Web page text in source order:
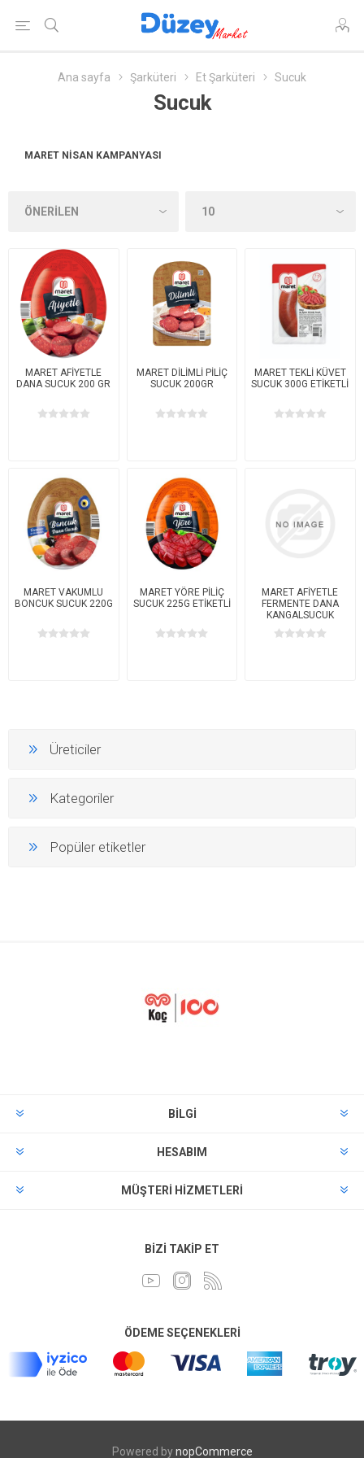
Ana sayfa Şarküteri Et Şarküteri Sucuk
Sucuk
MARET NISAN KAMPANYASI
MARET AFİYETLE
DANA SUCUK 200 GR
MARET DİLİMLİ PİLİÇ
SUCUK 200GR
MARET TEKLİ KÜVET
SUCUK 300G ETİKETLİ
MARET VAKUMLU
BONCUK SUCUK 220G
MARET YÖRE PİLİÇ
SUCUK 225G ETİKETLİ
MARET AFİYETLE
FERMENTE DANA
KANGALSUCUK
Üreticiler
Kategoriler
Popüler etiketler
BILGI
HESABIM
MÜŞTERI HIZMETLERI
BIZI TAKIP ET
ÖDEME SEÇENEKLERI
Powered bynopCommerce